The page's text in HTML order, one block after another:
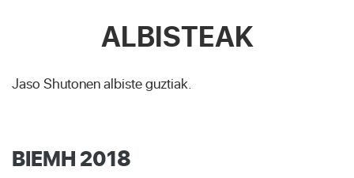
ALBISTEAK
Jaso Shutonen albiste guztiak.
BIEMH 2018